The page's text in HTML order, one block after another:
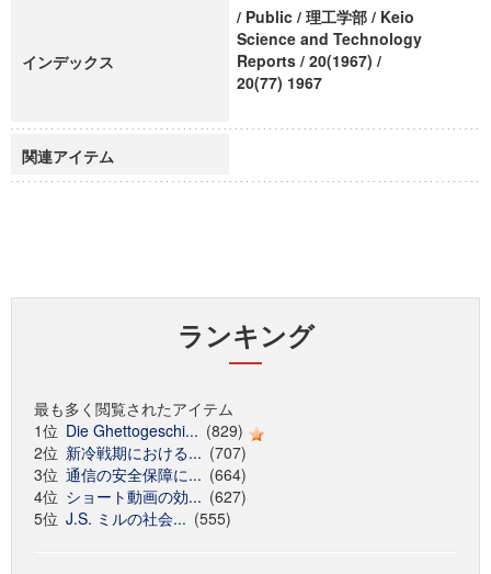
インデックス
/ Public / 理工学部 / Keio
Science and Technology
Reports / 20(1967) /
20(77) 1967
関連アイテム
ランキング
最も多く閲覧されたアイテム
1位 Die Ghettogeschi... (829)
2位 新冷戦期における... (707)
3位 通信の安全保障に... (664)
4位 ショート動画の効... (627)
5位 J.S. ミルの社会... (555)